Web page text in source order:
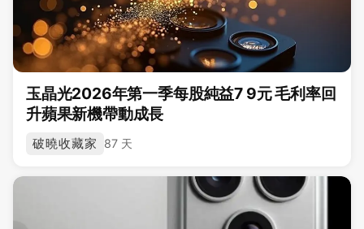
玉晶光2026年第一季每股純益7 9元 毛利率回
升蘋果新機帶動成長
破曉收藏家 87 天